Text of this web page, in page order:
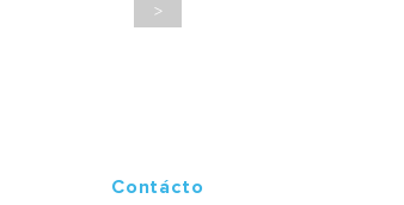
>
Contácto